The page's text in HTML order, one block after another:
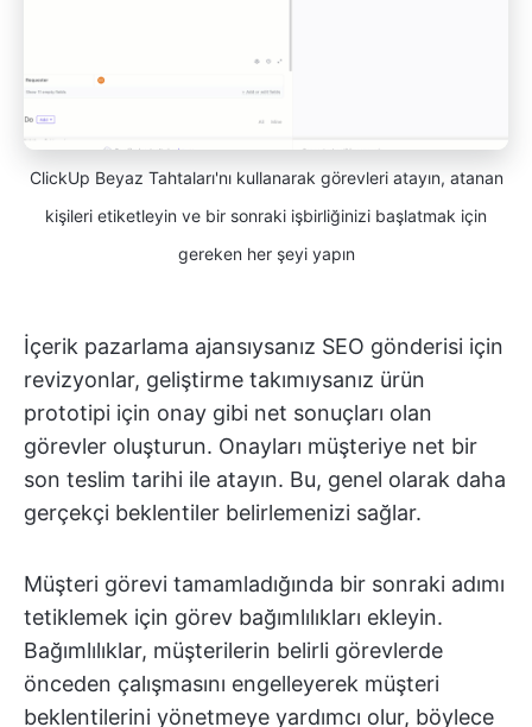
ClickUp Beyaz Tahtaları'nı kullanarak görevleri atayın, atanan
kişileri etiketleyin ve bir sonraki işbirliğinizi başlatmak için
gereken her şeyi yapın
İçerik pazarlama ajansıysanız SEO gönderisi için
revizyonlar, geliştirme takımıysanız ürün
prototipi için onay gibi net sonuçları olan
görevler oluşturun. Onayları müşteriye net bir
son teslim tarihi ile atayın. Bu, genel olarak daha
gerçekçi beklentiler belirlemenizi sağlar.
Müşteri görevi tamamladığında bir sonraki adımı
tetiklemek için görev bağımlılıkları ekleyin.
Bağımlılıklar, müşterilerin belirli görevlerde
önceden çalışmasını engelleyerek müşteri
beklentilerini yönetmeye yardımcı olur, böylece